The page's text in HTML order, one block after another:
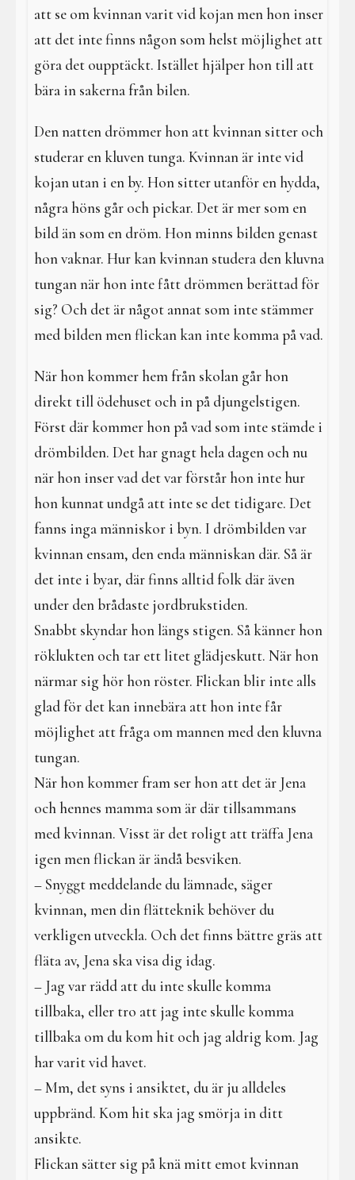
att se om kvinnan varit vid kojan men hon inser
att det inte finns någon som helst möjlighet att
göra det oupptäckt. Istället hjälper hon till att
bära in sakerna från bilen.
Den natten drömmer hon att kvinnan sitter och
studerar en kluven tunga. Kvinnan är inte vid
kojan utan i en by. Hon sitter utanför en hydda,
några höns går och pickar. Det är mer som en
bild än som en dröm. Hon minns bilden genast
hon vaknar. Hur kan kvinnan studera den kluvna
tungan när hon inte fått drömmen berättad för
sig? Och det är något annat som inte stämmer
med bilden men flickan kan inte komma på vad.
När hon kommer hem från skolan går hon
direkt till ödehuset och in på djungelstigen.
Först där kommer hon på vad som inte stämde i
drömbilden. Det har gnagt hela dagen och nu
när hon inser vad det var förstår hon inte hur
hon kunnat undgå att inte se det tidigare. Det
fanns inga människor i byn. I drömbilden var
kvinnan ensam, den enda människan där. Så är
det inte i byar, där finns alltid folk där även
under den brådaste jordbrukstiden.
Snabbt skyndar hon längs stigen. Så känner hon
röklukten och tar ett litet glädjeskutt. När hon
närmar sig hör hon röster. Flickan blir inte alls
glad för det kan innebära att hon inte får
möjlighet att fråga om mannen med den kluvna
tungan.
När hon kommer fram ser hon att det är Jena
och hennes mamma som är där tillsammans
med kvinnan. Visst är det roligt att träffa Jena
igen men flickan är ändå besviken.
– Snyggt meddelande du lämnade, säger
kvinnan, men din flätteknik behöver du
verkligen utveckla. Och det finns bättre gräs att
fläta av, Jena ska visa dig idag.
– Jag var rädd att du inte skulle komma
tillbaka, eller tro att jag inte skulle komma
tillbaka om du kom hit och jag aldrig kom. Jag
har varit vid havet.
– Mm, det syns i ansiktet, du är ju alldeles
uppbränd. Kom hit ska jag smörja in ditt
ansikte.
Flickan sätter sig på knä mitt emot kvinnan